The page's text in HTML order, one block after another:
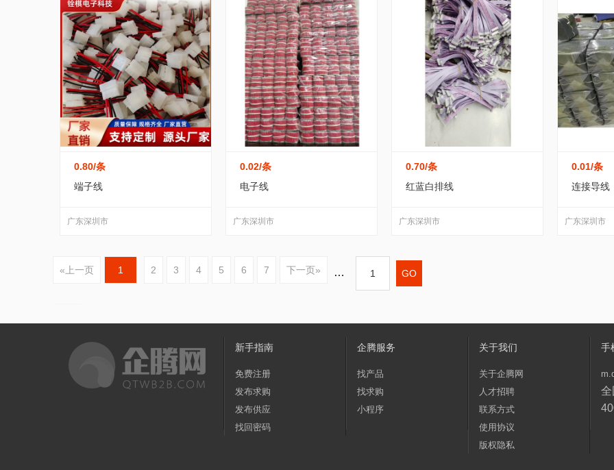
0.80/条
端子线
广东深圳市
0.02/条
电子线
广东深圳市
0.70/条
红蓝白排线
广东深圳市
0.01/条
连接导线
广东深圳市
«上一页 1 2 …
3 4 5 6 7 下一页»
新手指南
免费注册
发布求购
发布供应
找回密码
企腾服务
找产品
找求购
小程序
关于我们
关于企腾网
人才招聘
联系方式
使用协议
版权隐私
手
全